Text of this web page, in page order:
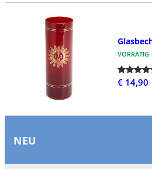
VORRÄTIG
€ 14,90
NEU